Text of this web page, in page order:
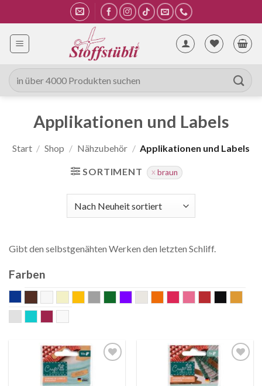
Inhalt
springen
Suche
nach:
Applikationen und Labels
Start / Shop / Nähzubehör / Applikationen und Labels
SORTIMENT braun
Gibt den selbstgenähten Werken den letzten Schliff.
Farben
Auf die
Wunschliste
Auf die
Wunschliste